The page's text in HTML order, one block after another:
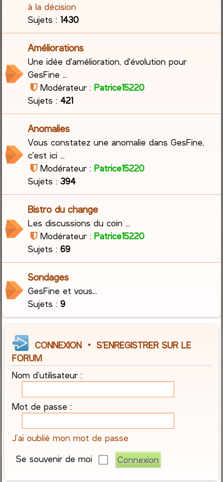
à la décision
Sujets :1430
Améliorations
Une idée d'amélioration, d'évolution pour
GesFine ...
Modérateur : Patrice15220
Sujets : 421
Anomalies
Vous constatez une anomalie dans GesFine,
c'est ici ...
Modérateur : Patrice15220
Sujets :394
Bistro du change
Les discussions du coin ...
Modérateur : Patrice15220
Sujets :69
Sondages
GesFine et vous...
Sujets :9
CONNEXION •S’ENREGISTRER SUR LE
FORUM
Nom d’utilisateur :
Mot de passe :
J’ai oublié mon mot de passe
Se souvenir de moi